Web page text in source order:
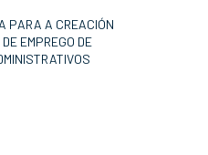
PARA A CREACIÓN
EMPREGO DE